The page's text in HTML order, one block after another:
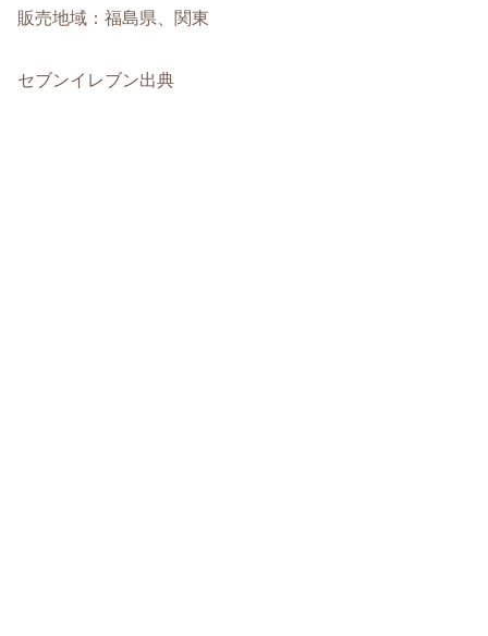
販売地域：福島県、関東
セブンイレブン出典